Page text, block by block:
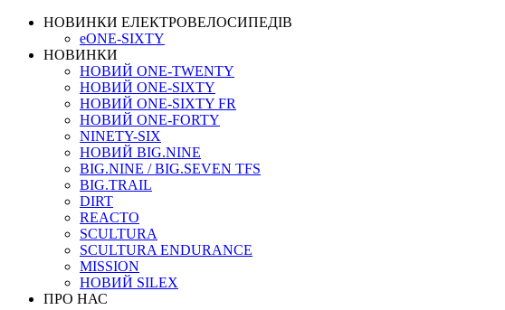
НОВИНКИ ЕЛЕКТРОВЕЛОСИПЕДІВ
eONE-SIXTY
НОВИНКИ
НОВИЙ ONE-TWENTY
НОВИЙ ONE-SIXTY
НОВИЙ ONE-SIXTY FR
НОВИЙ ONE-FORTY
NINETY-SIX
НОВИЙ BIG.NINE
BIG.NINE / BIG.SEVEN TFS
BIG.TRAIL
DIRT
REACTO
SCULTURA
SCULTURA ENDURANCE
MISSION
НОВИЙ SILEX
ПРО НАС